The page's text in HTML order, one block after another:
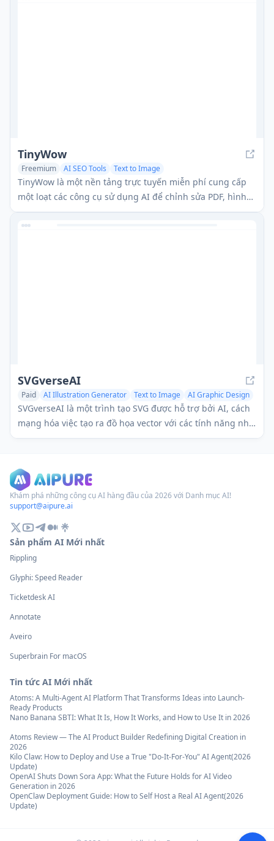
TinyWow
Freemium AI SEO Tools
Text to Image
AI Photo & Image Generator
TinyWow là một nền tảng trực tuyến miễn phí cung cấp
một loạt các công cụ sử dụng AI để chỉnh sửa PDF, hình
ảnh, video và viết, không yêu cầu đăng ký.
SVGverseAI
Paid AI Illustration Generator Text to Image AI Graphic Design
SVGverseAI là một trình tạo SVG được hỗ trợ bởi AI, cách
mạng hóa việc tạo ra đồ họa vector với các tính năng như
mở rộng hoàn hảo, tùy chỉnh sáng tạo và hoạt hình động.
Khám phá những công cụ AI hàng đầu của 2026 với Danh mục AI!
support@aipure.ai
Sản phẩm AI Mới nhất
Rippling
Glyphi: Speed Reader
Ticketdesk AI
Annotate
Aveiro
Superbrain For macOS
Tin tức AI Mới nhất
Atoms: A Multi-Agent AI Platform That Transforms Ideas into Launch-
Ready Products
Nano Banana SBTI: What It Is, How It Works, and How to Use It in 2026
Atoms Review — The AI Product Builder Redefining Digital Creation in
2026
Kilo Claw: How to Deploy and Use a True "Do‑It‑For‑You" AI Agent(2026
Update)
OpenAI Shuts Down Sora App: What the Future Holds for AI Video
Generation in 2026
OpenClaw Deployment Guide: How to Self Host a Real AI Agent(2026
Update)